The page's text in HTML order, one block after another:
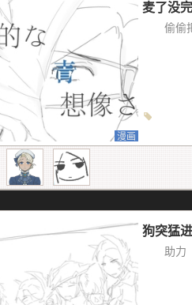
漫画
麦了没
偷偷
狗突猛进
助力